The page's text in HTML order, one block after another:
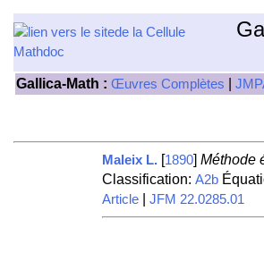
Gallica-Math : Œuvres Complètes
Maleix L. [1890] Méthode
Classification: A2b
Article| JFM 22.0285.01